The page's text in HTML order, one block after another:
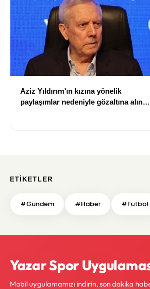
Aziz Yıldırım’ın kızına yönelik
paylaşımlar nedeniyle gözaltına alınan
ETIKETLER
#Gundem #Haber #Futbol
Yazar Spor
Mobil uygulamamızı indirin, son dakika